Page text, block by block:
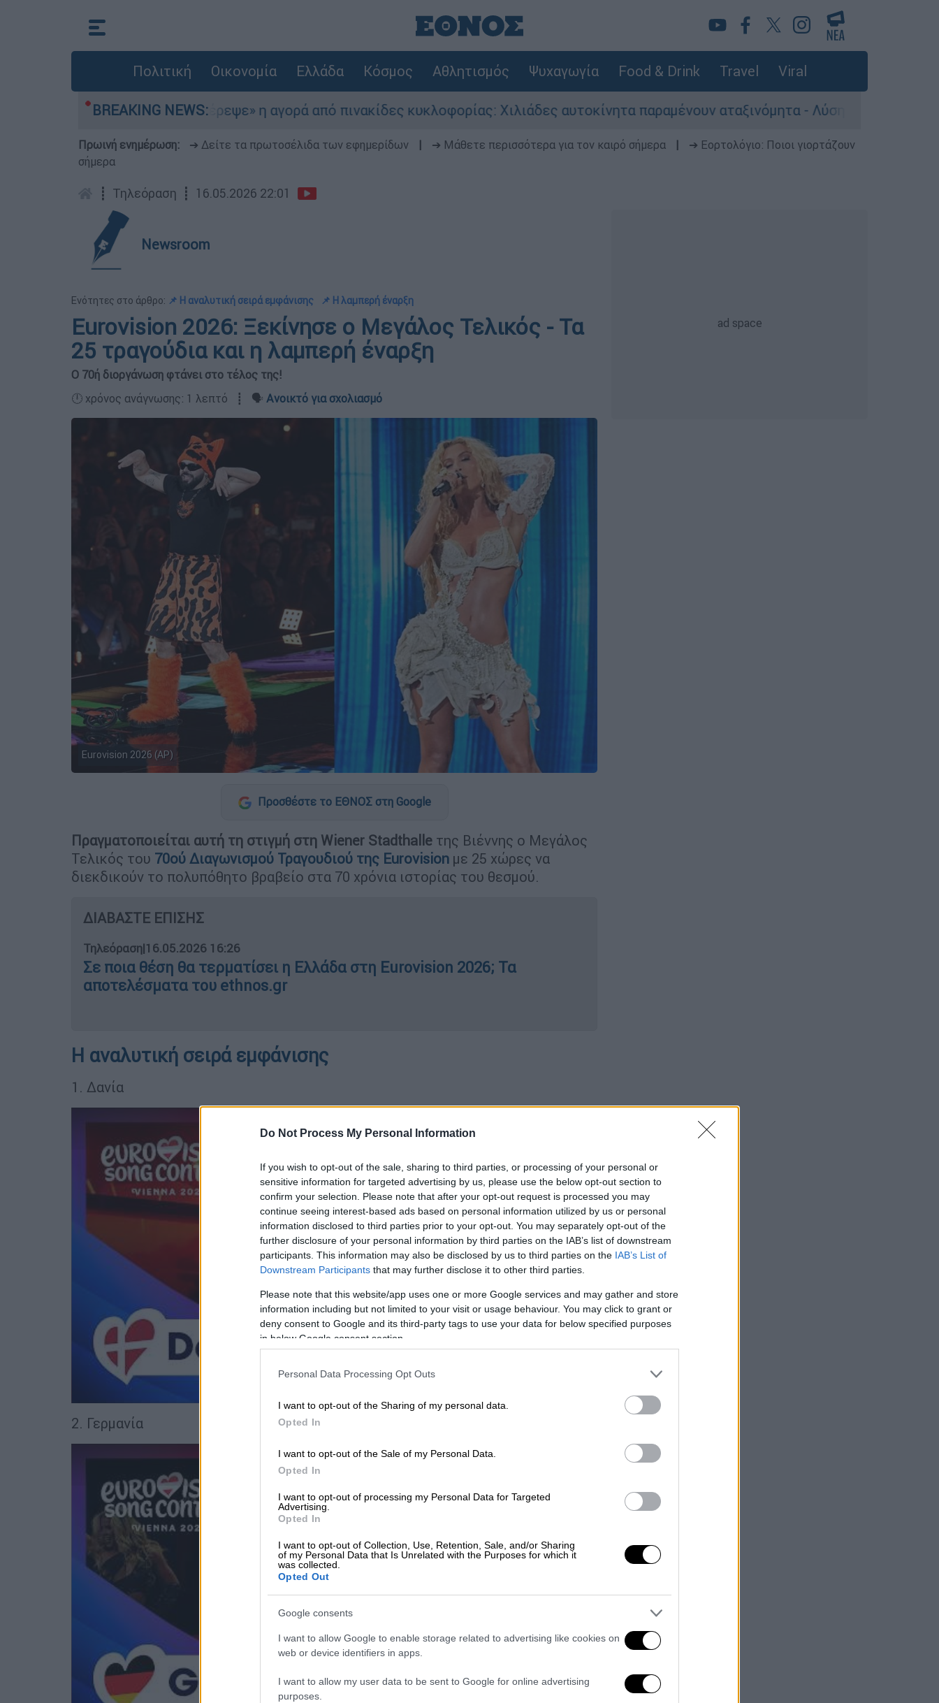
Do Not Process My Personal Information
If you wish to opt-out of the sale, sharing to third parties, or processing of your personal or
sensitive information for targeted advertising by us, please use the below opt-out section to
confirm your selection. Please note that after your opt-out request is processed you may
continue seeing interest-based ads based on personal information utilized by us or personal
information disclosed to third parties prior to your opt-out. You may separately opt-out of the
further disclosure of your personal information by third parties on the IAB’s list of downstream
participants. This information may also be disclosed by us to third parties on the IAB’s List of
Downstream Participants that may further disclose it to other third parties.
Please note that this website/app uses one or more Google services and may gather and store
information including but not limited to your visit or usage behaviour. You may click to grant or
deny consent to Google and its third-party tags to use your data for below specified purposes
in below Google consent section.
Personal Data Processing Opt Outs
I want to opt-out of the Sharing of my personal data.
Opted In
I want to opt-out of the Sale of my Personal Data.
Opted In
I want to opt-out of processing my Personal Data for Targeted
Advertising.
Opted In
I want to opt-out of Collection, Use, Retention, Sale, and/or Sharing
of my Personal Data that Is Unrelated with the Purposes for which it
was collected.
Opted Out
Google consents
I want to allow Google to enable storage related to advertising like cookies on
web or device identifiers in apps.
I want to allow my user data to be sent to Google for online advertising
purposes.
Πολιτική Οικονομία Ελλάδα Κόσμος Αθλητισμός Ψυχαγωγία Food & Drink Travel Viral
BREAKING NEWS:
«Στέρεψε» η αγορά από πινακίδες κυκλοφορίας: Χιλιάδες αυτοκίνητα παραμένουν αταξινόμητα - Λύση αναζητά το υπουργείο
Πρωινή ενημέρωση: ➔ Δείτε τα πρωτοσέλιδα των εφημερίδων ➔ Μάθετε περισσότερα για τον καιρό σήμερα
➔ Εορτολόγιο: Ποιοι γιορτάζουν
σήμερα
┋ Τηλεόραση ┋ 16.05.2026 22:01
Newsroom
Ενότητες στο άρθρο: 📌 Η αναλυτική σειρά εμφάνισης 📌 Η λαμπερή έναρξη
Eurovision 2026: Ξεκίνησε ο Μεγάλος Τελικός - Τα
25 τραγούδια και η λαμπερή έναρξη
Ο 70ή διοργάνωση φτάνει στο τέλος της!
🕛 χρόνος ανάγνωσης: 1 λεπτό ┋ 🗣️ Ανοικτό για σχολιασμό
Eurovision 2026 (AP)
Προσθέστε το ΕΘΝΟΣ στη Google
Πραγματοποιείται αυτή τη στιγμή στη Wiener Stadthalle της Βιέννης ο Μεγάλος
Τελικός του 70ού Διαγωνισμού Τραγουδιού της Eurovision με 25 χώρες να
διεκδικούν το πολυπόθητο βραβείο στα 70 χρόνια ιστορίας του θεσμού.
ΔΙΑΒΑΣΤΕ ΕΠΙΣΗΣ
Τηλεόραση|16.05.2026 16:26
Σε ποια θέση θα τερματίσει η Ελλάδα στη Eurovision 2026; Τα
αποτελέσματα του ethnos.gr
Η αναλυτική σειρά εμφάνισης
1. Δανία
video
2. Γερμανία
video